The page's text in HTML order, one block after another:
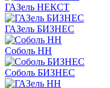
ГАЗель НЕКСТ
ГАЗель БИЗНЕС
Соболь НН
Соболь БИЗНЕС